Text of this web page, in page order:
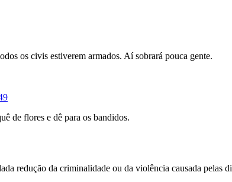
os civis estiverem armados. Aí sobrará pouca gente.
de flores e dê para os bandidos.
redução da criminalidade ou da violência causada pelas